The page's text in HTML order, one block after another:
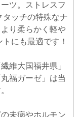
ツ。ストレスフ
タッチの特殊なナ
り柔らかく軽や
にも最適です！
維大国福井県」
福ガーゼ」は当
未病やホルモン